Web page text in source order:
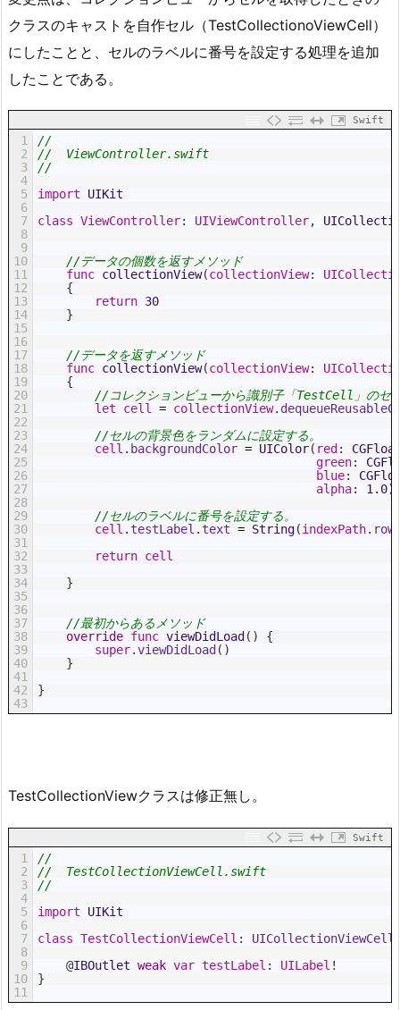
クラスのキャストを自作セル（TestCollectionoViewCell）
にしたことと、セルのラベルに番号を設定する処理を追加
したことである。
Swift
1
2
3
4
5
6
7
8
9
10
11
12
13
14
15
16
17
18
19
20
21
22
23
24
25
26
27
28
29
30
31
32
33
34
35
36
37
38
39
40
41
42
43
//
//  ViewController.swift
//
import
UIKit
class ViewController: UIViewController,
//データの個数を返すメソッド
func collectionView(collectionView:
{
return 30
}
//データを返すメソッド
func collectionView(collectionView:
{
//コレクションビューから識別子「TestCell」のセ
let
cell = collectionView.
//セルの背景色をランダムに設定する。
cell . backgroundColor = UIColor( red :
green:
blue:
alpha: 1.0)
//セルのラベルに番号を設定する。
cell . testLabel . text = String(indexPath. row
return cell
}
//最初からあるメソッド
override func viewDidLoad ( )
{
super.viewDidLoad ( )
}
}
TestCollectionViewクラスは修正無し。
Swift
1
2
3
4
5
6
7
8
9
10
11
//
//  TestCollectionViewCell.swift
//
import
UIKit
class TestCollectionViewCell :
UICollectionViewCell
@IBOutlet weak var testLabel : UILabel !
}